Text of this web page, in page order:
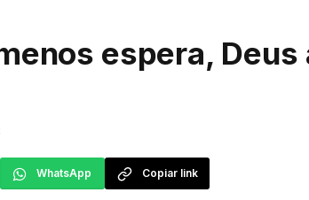
espera,
WhatsApp Copiar link